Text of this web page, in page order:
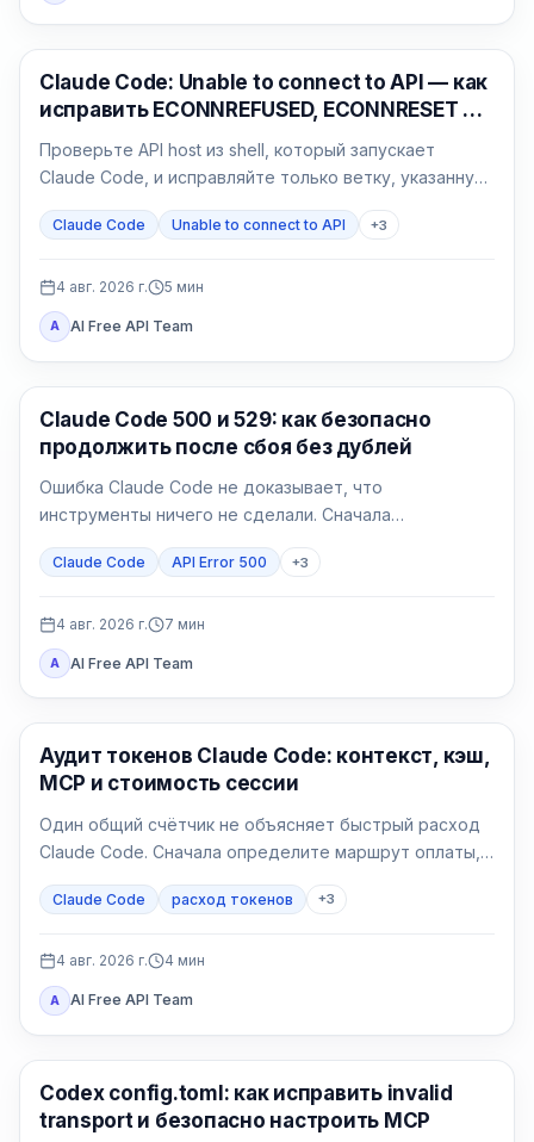
Claude Code
Claude Code: Unable to connect to API — как
исправить ECONNREFUSED, ECONNRESET и
Проверьте API host из shell, который запускает
Claude Code, и исправляйте только ветку, указанную
Claude Code Unable to connect to API +3
4 авг. 2026 г. 5 мин
A AI Free API Team
Claude Code
Claude Code 500 и 529: как безопасно
продолжить после сбоя без дублей
Ошибка Claude Code не доказывает, что
инструменты ничего не сделали. Сначала
и сверьте эффекты.
Claude Code API Error 500 +3
4 авг. 2026 г. 7 мин
A AI Free API Team
Claude Code
Аудит токенов Claude Code: контекст, кэш,
MCP и стоимость сессии
Один общий счётчик не объясняет быстрый расход
Claude Code. Сначала определите маршрут оплаты,
и чистую сессию.
Claude Code расход токенов +3
4 авг. 2026 г. 4 мин
A AI Free API Team
Инструменты AI-разработки
Codex config.toml: как исправить invalid
transport и безопасно настроить MCP